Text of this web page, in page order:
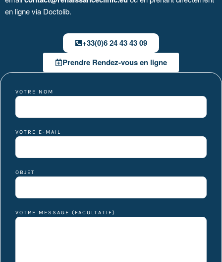
en ligne via Doctolib.
+33(0)6 24 43 43 09
Prendre Rendez-vous en ligne
VOTRE NOM
VOTRE E-MAIL
OBJET
VOTRE MESSAGE (FACULTATIF)